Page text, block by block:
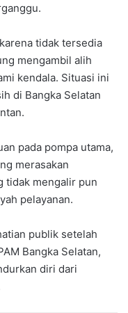
tidak tersedia
mengambil alih
kendala. Situasi ini
di Bangka Selatan
pada pompa utama,
merasakan
tidak mengalir pun
pelayanan.
publik setelah
Bangka Selatan,
diri dari